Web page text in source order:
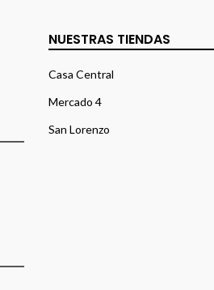
NUESTRAS TIENDAS
Casa Central
Mercado 4
San Lorenzo